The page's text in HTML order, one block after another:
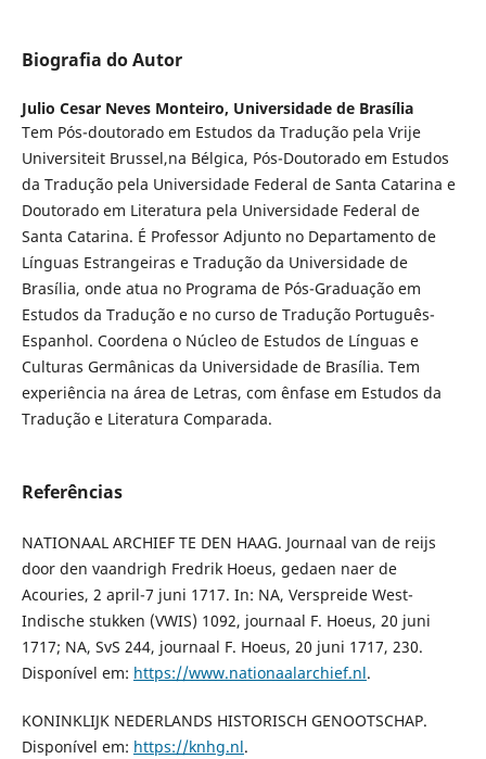
Biografia do Autor
Julio Cesar Neves Monteiro, Universidade de Brasília
Tem Pós-doutorado em Estudos da Tradução pela Vrije
Universiteit Brussel,na Bélgica, Pós-Doutorado em Estudos
da Tradução pela Universidade Federal de Santa Catarina e
Doutorado em Literatura pela Universidade Federal de
Santa Catarina. É Professor Adjunto no Departamento de
Línguas Estrangeiras e Tradução da Universidade de
Brasília, onde atua no Programa de Pós-Graduação em
Estudos da Tradução e no curso de Tradução Português-
Espanhol. Coordena o Núcleo de Estudos de Línguas e
Culturas Germânicas da Universidade de Brasília. Tem
experiência na área de Letras, com ênfase em Estudos da
Tradução e Literatura Comparada.
Referências
NATIONAAL ARCHIEF TE DEN HAAG. Journaal van de reijs
door den vaandrigh Fredrik Hoeus, gedaen naer de
Acouries, 2 april-7 juni 1717. In: NA, Verspreide West-
Indische stukken (VWIS) 1092, journaal F. Hoeus, 20 juni
1717; NA, SvS 244, journaal F. Hoeus, 20 juni 1717, 230.
Disponível em: https://www.nationaalarchief.nl.
KONINKLIJK NEDERLANDS HISTORISCH GENOOTSCHAP.
Disponível em: https://knhg.nl.